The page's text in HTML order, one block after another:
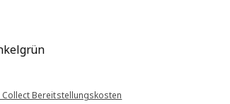
Collect Bereitstellungskosten